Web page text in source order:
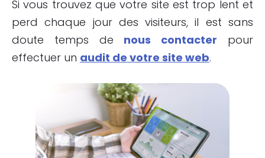
Si vous trouvez que votre site est trop lent et
perd chaque jour des visiteurs, il est sans
doute temps de nous contacter pour
effectuer un audit de votre site web.